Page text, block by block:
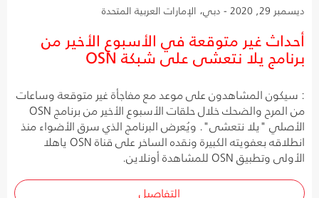
ديسمبر 29, 2020 - دبي، الإمارات العربية المتحدة
أحداث غير متوقعة في الأسبوع الأخير من
برنامج يلا نتعشى على شبكة OSN
: سيكون المشاهدون على موعد مع مفاجأة غير متوقعة وساعات
من المرح والضحك خلال حلقات الأسبوع الأخير من برنامج OSN
الأصلي "يلا نتعشى". ويُعرض البرنامج الذي سرق الأضواء منذ
انطلاقه بعفويته الكبيرة ونقده الساخر على قناة OSN ياهلا
الأولى وتطبيق OSN للمشاهدة أونلاين.
التفاصيل